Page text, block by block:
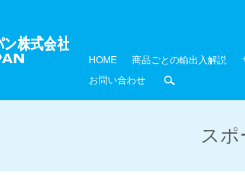
HOME 商品ごとの輸出入解説
お問い合わせ
スポ